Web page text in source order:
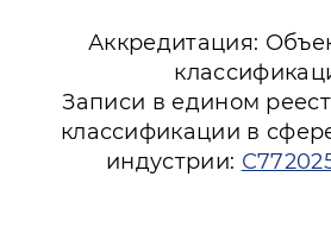
Аккредитация:
Записи в едином
классификации в
индустрии: